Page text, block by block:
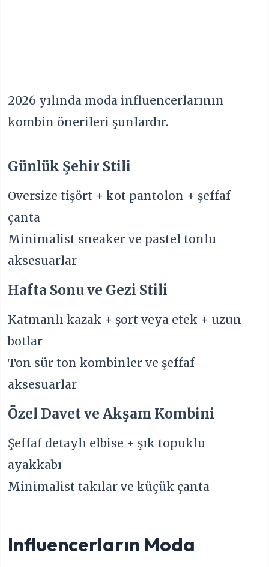
2026 yılında moda influencerlarının
kombin önerileri şunlardır.
Günlük Şehir Stili
Oversize tişört + kot pantolon + şeffaf
çanta
Minimalist sneaker ve pastel tonlu
aksesuarlar
Hafta Sonu ve Gezi Stili
Katmanlı kazak + şort veya etek + uzun
botlar
Ton sür ton kombinler ve şeffaf
aksesuarlar
Özel Davet ve Akşam Kombini
Şeffaf detaylı elbise + şık topuklu
ayakkabı
Minimalist takılar ve küçük çanta
Influencerların Moda